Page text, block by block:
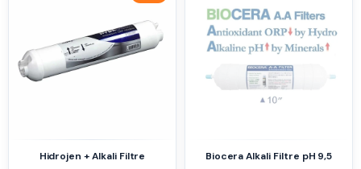
Hidrojen + Alkali Filtre
%25İndirim
Biocera Alkali Filtre pH 9,5